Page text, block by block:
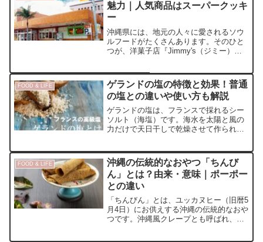
魅力｜人気商品はスーパークッキ
ー
沖縄県には、地元の人々に愛されるソウ
ルフードがたくさんあります。そのひと
つが、洋菓子店『Jimmy's（ジミー）』
Jimmy'sの特徴との歴史、それからおす
すめの人気商品をご紹介します。
FOOD & LIFE
ゲランドの塩の特徴と効果！普通
の塩との違いや使い方も解説
ゲランドの塩は、フランスで採れるシー
ソルト（海塩）です。海水を太陽と風の
力だけで天日干しで乾燥させて作られる
の高級レストランで使用されており、そ
の味と品質は高く評価されています。
FOOD & LIFE
沖縄の伝統的なおやつ「ちんび
ん」とは？由来・意味｜ポーポー
との違い
「ちんびん」とは、ユッカヌヒー（旧暦5
月4日）にお供えする沖縄の伝統的なおや
つです。沖縄風クレープとも呼ばれ、味